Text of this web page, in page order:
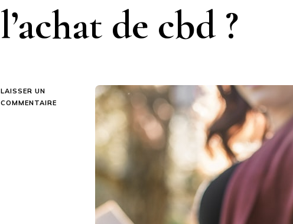
l’achat de cbd ?
LAISSER UN
COMMENTAIRE